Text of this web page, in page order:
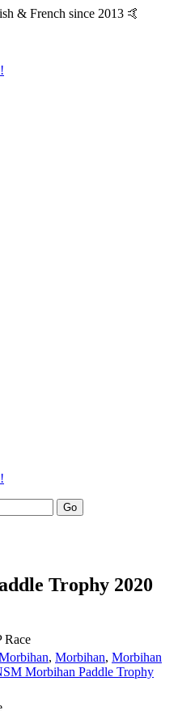
& French since 2013 🤙
Go
Trophy 2020
Race
, Morbihan, Morbihan
Morbihan Paddle Trophy